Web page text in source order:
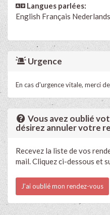
Langues parlées:
English Français Nederlands
Urgence
En cas d'urgence vitale, merci
Vous avez oublié
désirez annuler votre
Recevez la liste de vos
mail. Cliquez ci-dessous et
J'ai oublié mon rendez-vous